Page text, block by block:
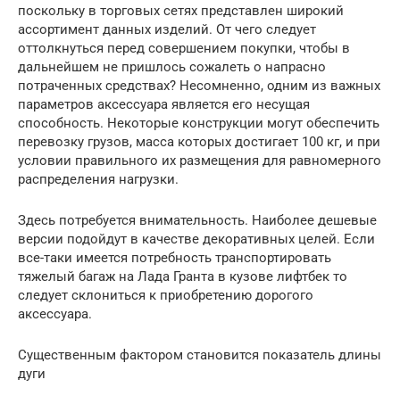
поскольку в торговых сетях представлен широкий
ассортимент данных изделий. От чего следует
оттолкнуться перед совершением покупки, чтобы в
дальнейшем не пришлось сожалеть о напрасно
потраченных средствах? Несомненно, одним из важных
параметров аксессуара является его несущая
способность. Некоторые конструкции могут обеспечить
перевозку грузов, масса которых достигает 100 кг, и при
условии правильного их размещения для равномерного
распределения нагрузки.
Здесь потребуется внимательность. Наиболее дешевые
версии подойдут в качестве декоративных целей. Если
все-таки имеется потребность транспортировать
тяжелый багаж на Лада Гранта в кузове лифтбек то
следует склониться к приобретению дорогого
аксессуара.
Существенным фактором становится показатель длины
дуги